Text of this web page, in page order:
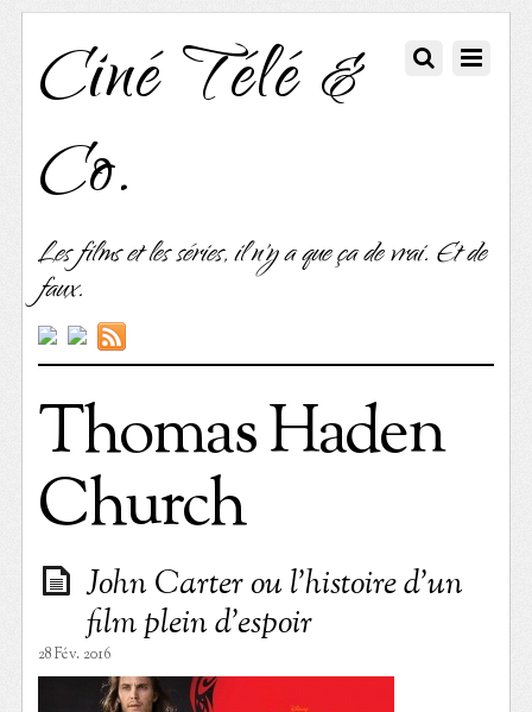
Ciné Télé &
Co.
Les films et les séries, il n'y a que ça de vrai. Et de
faux.
Thomas Haden
Church
John Carter ou l’histoire d’un
film plein d’espoir
28 Fév. 2016